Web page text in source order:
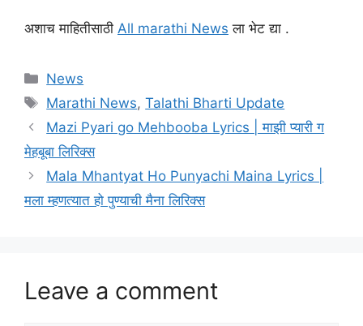
अशाच माहितीसाठी All marathi News ला भेट द्या .
Categories
News
Tags
Marathi News,Talathi Bharti Update
Mazi Pyari go Mehbooba Lyrics | माझी प्यारी ग
मेहबूबा लिरिक्स
Mala Mhantyat Ho Punyachi Maina Lyrics |
मला म्हणत्यात हो पुण्याची मैना लिरिक्स
Leave a comment